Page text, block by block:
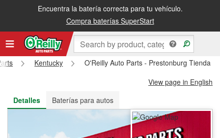
Encuentra la batería correcta para tu vehículo.
Compra baterías SuperStart
Recibe tu orden gratis al día siguiente o recógela en la tienda
Kentucky
O'Reilly Auto Parts - Prestonburg Tienda
View page in English
Detalles
Baterías para autos